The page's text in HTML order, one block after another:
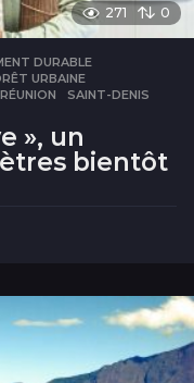
271 0
DURABLE
URBAINE
,SAINT-DENIS
», un
bientôt